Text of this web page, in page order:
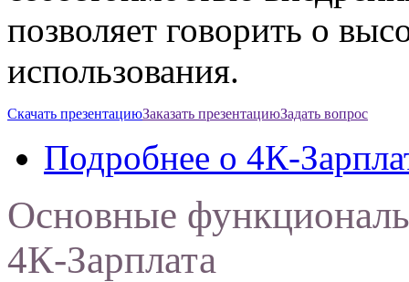
позволяет говорить о
использования.
Скачать презентациюЗаказать презентациюЗадать вопрос
Подробнее о 4К-
Основные
4К-Зарплата